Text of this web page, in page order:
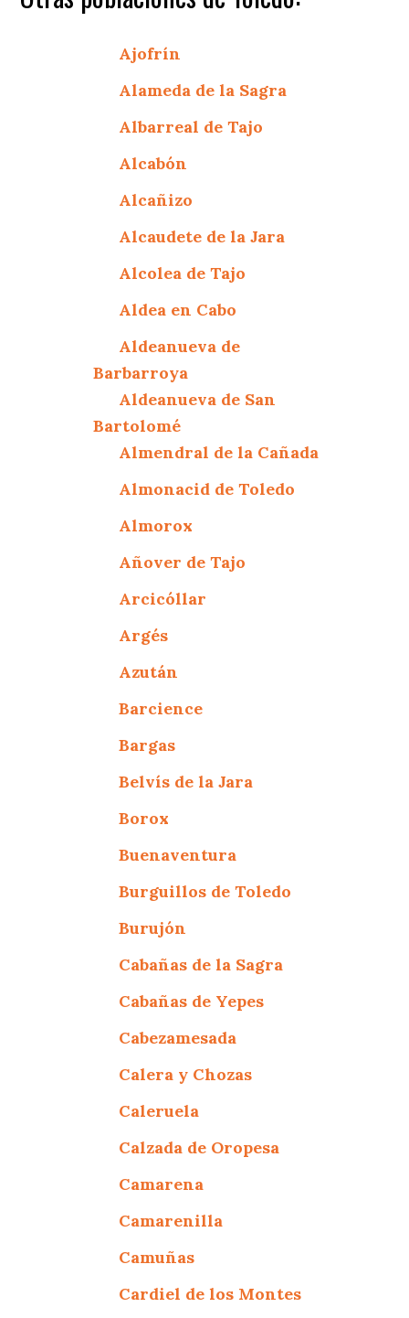
Ajofrín
Alameda de la Sagra
Albarreal de Tajo
Alcabón
Alcañizo
Alcaudete de la Jara
Alcolea de Tajo
Aldea en Cabo
Aldeanueva de
Barbarroya
Aldeanueva de San
Bartolomé
Almendral de la Cañada
Almonacid de Toledo
Almorox
Añover de Tajo
Arcicóllar
Argés
Azután
Barcience
Bargas
Belvís de la Jara
Borox
Buenaventura
Burguillos de Toledo
Burujón
Cabañas de la Sagra
Cabañas de Yepes
Cabezamesada
Calera y Chozas
Caleruela
Calzada de Oropesa
Camarena
Camarenilla
Camuñas
Cardiel de los Montes